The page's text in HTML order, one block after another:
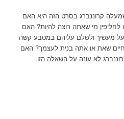
קרוננברג בסרט הזה היא האם
מי שאתה רוצה להיות? האם
על מעשיך ולשלם עליהם במטבע קשה
שאת או אתה בנית לעצמך? האם
לא עונה על השאלה הזו.